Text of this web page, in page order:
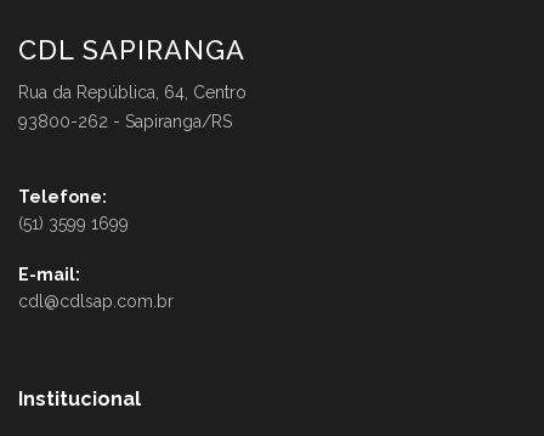
CDL SAPIRANGA
Rua da República, 64, Centro
93800-262 - Sapiranga/RS
Telefone:
(51) 3599 1699
E-mail:
cdl@cdlsap.com.br
Institucional